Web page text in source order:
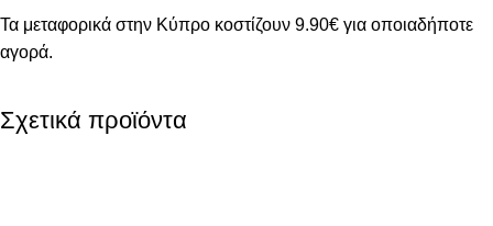
Τα μεταφορικά στην Κύπρο κοστίζουν 9.90€ για οποιαδήποτε
αγορά.
Σχετικά προϊόντα